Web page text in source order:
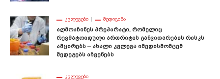
ᲙᲕᲚᲔᲕᲔᲑᲘ ᲛᲔᲓᲘᲪᲘᲜᲐ
Აღმოაჩინეს Პრეპარატი, Რომელიც
Რევმატოიდული Ართრიტის Განვითარების Რისკს
Ამცირებს – Ახალი Კვლევა Იმედისმომცემ
Შედეგებს Აჩვენებს
ᲙᲕᲚᲔᲕᲔᲑᲘ